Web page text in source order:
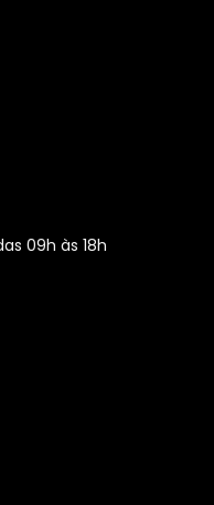
09h às 18h